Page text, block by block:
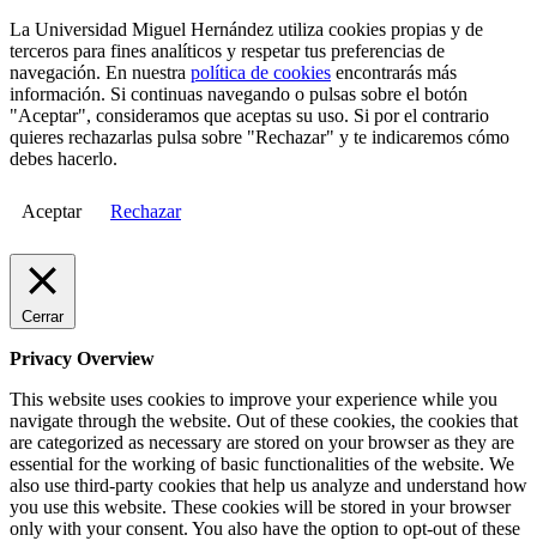
La Universidad Miguel Hernández utiliza cookies propias y de
terceros para fines analíticos y respetar tus preferencias de
navegación. En nuestra política de cookies encontrarás más
información. Si continuas navegando o pulsas sobre el botón
"Aceptar", consideramos que aceptas su uso. Si por el contrario
quieres rechazarlas pulsa sobre "Rechazar" y te indicaremos cómo
debes hacerlo.
Aceptar Rechazar
Cerrar
Privacy Overview
This website uses cookies to improve your experience while you
navigate through the website. Out of these cookies, the cookies that
are categorized as necessary are stored on your browser as they are
essential for the working of basic functionalities of the website. We
also use third-party cookies that help us analyze and understand how
you use this website. These cookies will be stored in your browser
only with your consent. You also have the option to opt-out of these